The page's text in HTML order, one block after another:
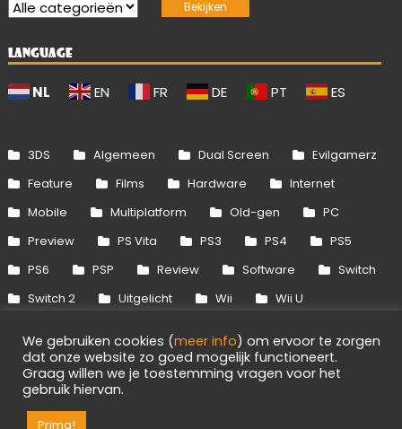
LANGUAGE
NL EN FR DE PT ES
3DS Algemeen Dual Screen
Evilgamerz
Feature
Films Hardware
Internet
Mobile
Multiplatform Old-gen
PC
Preview
PS Vita PS3 PS4
PS5
PS6
PSP Review Software
Switch
Switch 2
Uitgelicht Wii
Wii U
Info Disclaimer Cookies
Evilgamerz 2026 - Alle rechten voorbehouden.
We gebruiken cookies (meer info) om ervoor te zorgen
dat onze website zo goed mogelijk functioneert.
Graag willen we je toestemming vragen voor het
gebruik hiervan.
Prima!
3